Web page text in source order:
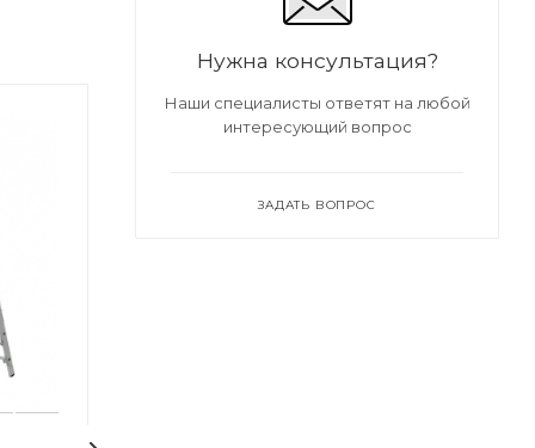
Нужна консультация?
Наши специалисты ответят на любой
интересующий вопрос
ЗАДАТЬ ВОПРОС